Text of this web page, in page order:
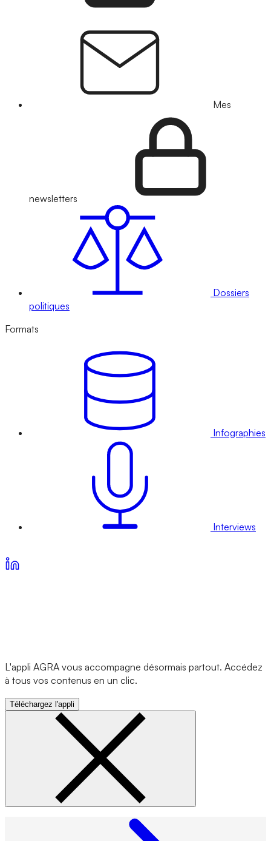
Mes
newsletters
Dossiers
politiques
Formats
Infographies
Interviews
L'appli AGRA vous accompagne désormais partout. Accédez
à tous vos contenus en un clic.
Téléchargez l'appli